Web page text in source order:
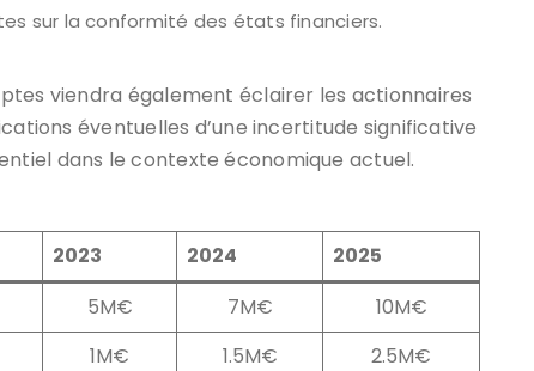
sur la conformité des états financiers.
viendra également éclairer les actionnaires
éventuelles d’une incertitude significative
dans le contexte économique actuel.
2023 2024
2025
5M€ 7M€
10M€
1M€ 1.5M€ 2.5M€